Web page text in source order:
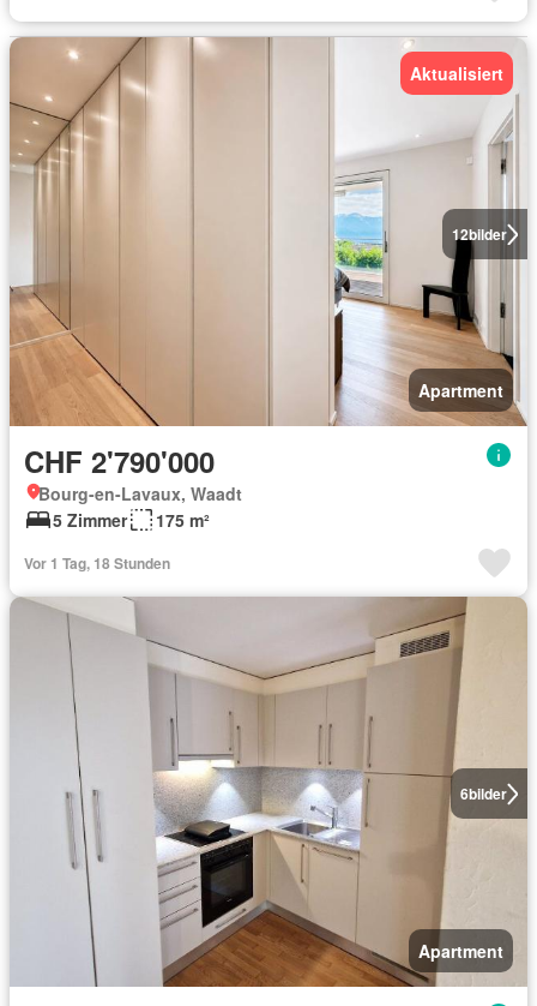
12bilder
Aktualisiert
Apartment
CHF 2'790'000
Bourg-en-Lavaux, Waadt
5 Zimmer
175 m²
Vor 1 Tag, 18 Stunden
6bilder
Apartment